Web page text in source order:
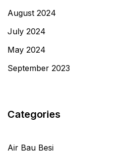
August 2024
July 2024
May 2024
September 2023
Categories
Air Bau Besi